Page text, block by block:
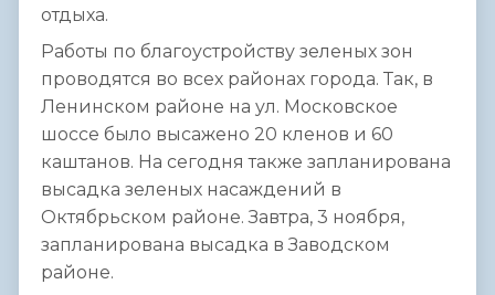
отдыха.
Работы по благоустройству зеленых зон
проводятся во всех районах города. Так, в
Ленинском районе на ул. Московское
шоссе было высажено 20 кленов и 60
каштанов. На сегодня также запланирована
высадка зеленых насаждений в
Октябрьском районе. Завтра, 3 ноября,
запланирована высадка в Заводском
районе.